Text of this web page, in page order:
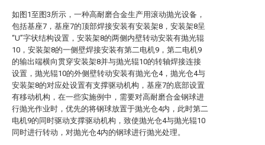
如图1至图3所示，一种高耐磨合金生产用滚动抛光设备，
包括基座7，基座7的顶部焊接安装有安装架8，安装架8呈
“U”字状结构设置，安装架8的两侧内壁转动安装有抛光辊
10，安装架8的一侧壁焊接安装有第二电机9，第二电机9
的输出端横向贯穿安装架8并与抛光辊10的转轴焊接连接
设置，抛光辊10的外侧壁转动安装有抛光仓4，抛光仓4与
安装架8的对应处设置有支撑驱动机构，基座7的底部设置
有移动机构，在一些实施例中，需要对高耐磨合金钢球进
行抛光作业时，优先的将钢球放置于抛光仓4内，此时第二
电机9的同时驱动支撑驱动机构，致使抛光仓4与抛光辊10
同时进行转动，对抛光仓4内的钢球进行抛光处理。